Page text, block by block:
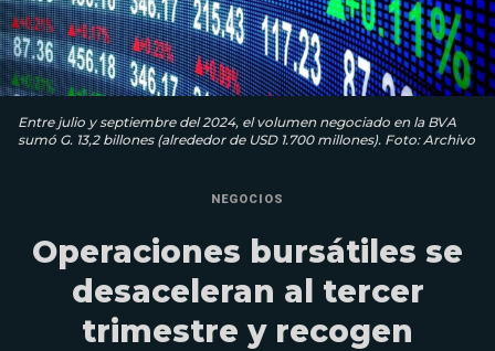
Entre julio y septiembre del 2024, el volumen negociado en la BVA
sumó G. 13,2 billones (alrededor de USD 1.700 millones). Foto: Archivo
NEGOCIOS
Operaciones bursátiles se
desaceleran al tercer
trimestre y recogen